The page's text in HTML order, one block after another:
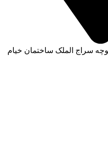
سراج الملک ساختمان خیام